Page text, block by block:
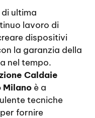
ultima
lavoro di
dispositivi
la garanzia della
nel tempo.
Caldaie
Milano è a
tecniche
fornire